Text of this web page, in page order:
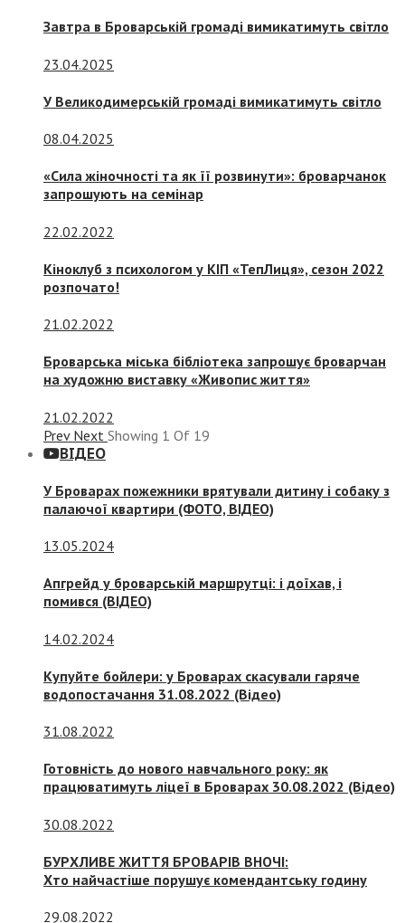
Завтра в Броварській громаді вимикатимуть світло
23.04.2025
У Великодимерській громаді вимикатимуть світло
08.04.2025
«Сила жіночності та як її розвинути»: броварчанок
запрошують на семінар
22.02.2022
Кіноклуб з психологом у КІП «ТепЛиця», сезон 2022
розпочато!
21.02.2022
Броварська міська бібліотека запрошує броварчан
на художню виставку «Живопис життя»
21.02.2022
Prev Next Showing 1 Of 19
ВІДЕО
У Броварах пожежники врятували дитину і собаку з
палаючої квартири (ФОТО, ВІДЕО)
13.05.2024
Апгрейд у броварській маршрутці: і доїхав, і
помився (ВІДЕО)
14.02.2024
Купуйте бойлери: у Броварах скасували гаряче
водопостачання 31.08.2022 (Відео)
31.08.2022
Готовність до нового навчального року: як
працюватимуть ліцеї в Броварах 30.08.2022 (Відео)
30.08.2022
БУРХЛИВЕ ЖИТТЯ БРОВАРІВ ВНОЧІ:
Хто найчастіше порушує комендантську годину
29.08.2022